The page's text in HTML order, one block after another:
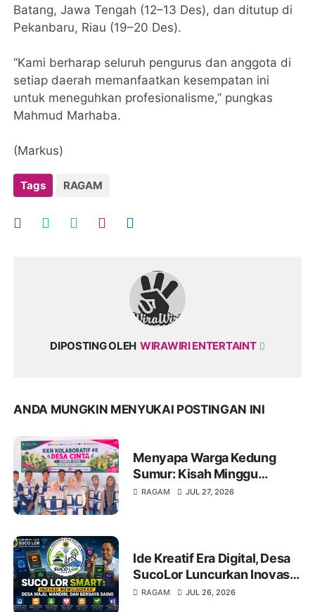
Batang, Jawa Tengah (12–13 Des), dan ditutup di
Pekanbaru, Riau (19–20 Des).
“Kami berharap seluruh pengurus dan anggota di
setiap daerah memanfaatkan kesempatan ini
untuk meneguhkan profesionalisme,” pungkas
Mahmud Marhaba.
(Markus)
Tags RAGAM
DIPOSTING OLEH WIRAWIRI ENTERTAINT
ANDA MUNGKIN MENYUKAI POSTINGAN INI
Menyapa Warga Kedung
Sumur: Kisah Minggu
Pertama KKN Desa Bagon
RAGAM JUL 27, 2026
Ide Kreatif Era Digital, Desa
SucoLor Luncurkan Inovasi
"SUCOLOR SMART"
RAGAM JUL 26, 2026